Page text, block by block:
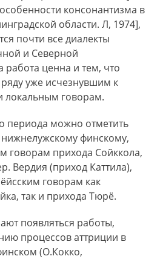
консонантизма в
области. Л, 1974],
почти все диалекты
и Северной
работа ценна и тем, что
уже исчезнувшим к
локальным говорам.
периода можно отметить
финскому,
говорам прихода Сойккола,
Вердия (приход Каттила),
говорам как
так и прихода Тюрё.
появляться работы,
процессов аттриции в
(О.Кокко,